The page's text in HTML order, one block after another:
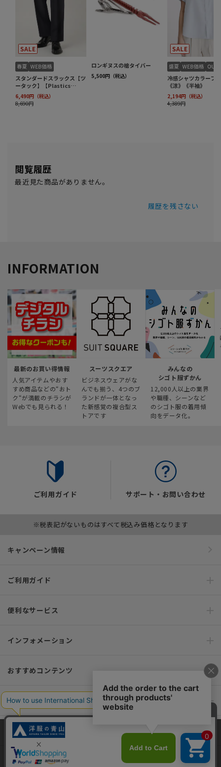
閲覧履歴
最近見た商品がありません。
履歴を残さない
INFORMATION
最新のお買い得情報
人気アイテムやおす
すめ商品などの“おト
ク“が満載のチラシが
Webでも見られる！
スーツスクエア
ビジネスウェアがな
んでも揃う、4つのブ
ランドが一体となっ
た新感覚の複合型ス
トアです
みんなの
シゴト服ずかん
12,000人以上の業界
や職種、シーンなど
のシゴト服の着用傾
向をデータ化。
ご利用ガイド サポート・お問い合わせ
※税表記がないものはすべて税込み価格となります
キャンペーン情報
ご利用ガイド
便利なサービス
インフォメーション
おすすめコンテンツ
ポリシー・企業情報
オーダースーツなら SHITATE
当サイトでは、快適な閲覧体験とコンテンツ改善のためにCookieを使用
しています。閲覧を続けることで、Cookieの使用に同意したものとみな